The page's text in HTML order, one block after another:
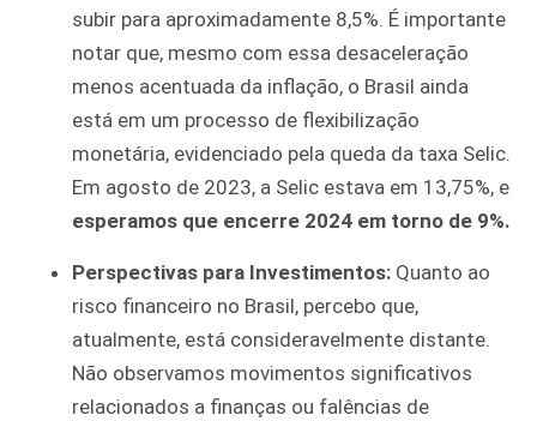
subir para aproximadamente 8,5%. É importante
notar que, mesmo com essa desaceleração
menos acentuada da inflação, o Brasil ainda
está em um processo de flexibilização
monetária, evidenciado pela queda da taxa Selic.
Em agosto de 2023, a Selic estava em 13,75%, e
esperamos que encerre 2024 em torno de 9%.
Perspectivas para Investimentos: Quanto ao
risco financeiro no Brasil, percebo que,
atualmente, está consideravelmente distante.
Não observamos movimentos significativos
relacionados a finanças ou falências de